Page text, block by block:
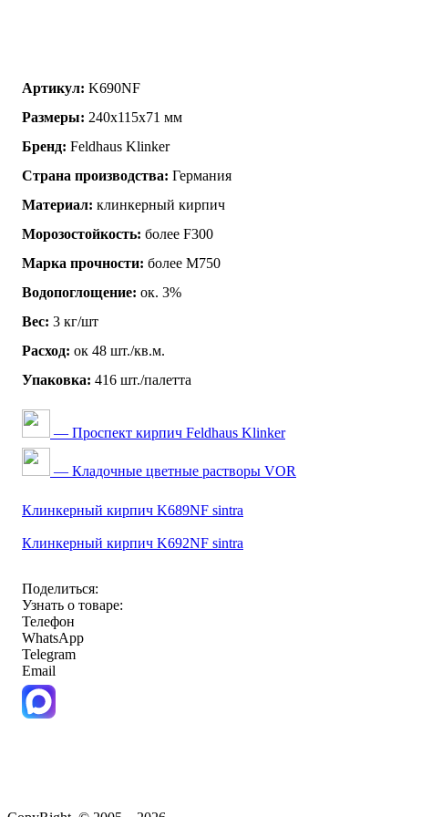
Артикул: K690NF
Размеры: 240х115х71 мм
Бренд: Feldhaus Klinker
Страна производства: Германия
Материал: клинкерный кирпич
Морозостойкость: более F300
Марка прочности: более М750
Водопоглощение: ок. 3%
Вес: 3 кг/шт
Расход: ок 48 шт./кв.м.
Упаковка: 416 шт./палетта
— Проспект кирпич Feldhaus Klinker
— Кладочные цветные растворы VOR
Клинкерный кирпич K689NF sintra
Клинкерный кирпич K692NF sintra
Поделиться:
Узнать о товаре:
Телефон
WhatsApp
Telegram
Email